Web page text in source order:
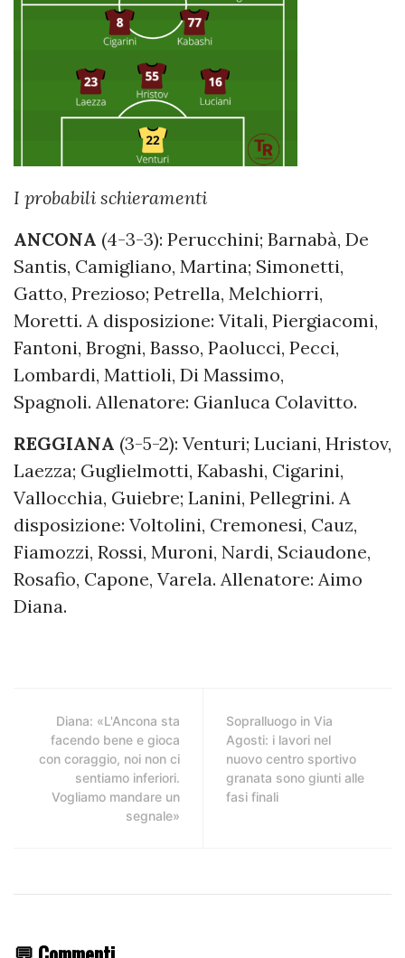
I probabili schieramenti
ANCONA (4-3-3): Perucchini; Barnabà, De
Santis, Camigliano, Martina; Simonetti,
Gatto, Prezioso; Petrella, Melchiorri,
Moretti. A disposizione: Vitali, Piergiacomi,
Fantoni, Brogni, Basso, Paolucci, Pecci,
Lombardi, Mattioli, Di Massimo,
Spagnoli. Allenatore: Gianluca Colavitto.
REGGIANA (3-5-2): Venturi; Luciani, Hristov,
Laezza; Guglielmotti, Kabashi, Cigarini,
Vallocchia, Guiebre; Lanini, Pellegrini. A
disposizione: Voltolini, Cremonesi, Cauz,
Fiamozzi, Rossi, Muroni, Nardi, Sciaudone,
Rosafio, Capone, Varela. Allenatore: Aimo
Diana.
Diana: «L'Ancona sta
facendo bene e gioca
con coraggio, noi non ci
sentiamo inferiori.
Vogliamo mandare un
segnale»
Sopralluogo in Via
Agosti: i lavori nel
nuovo centro sportivo
granata sono giunti alle
fasi finali